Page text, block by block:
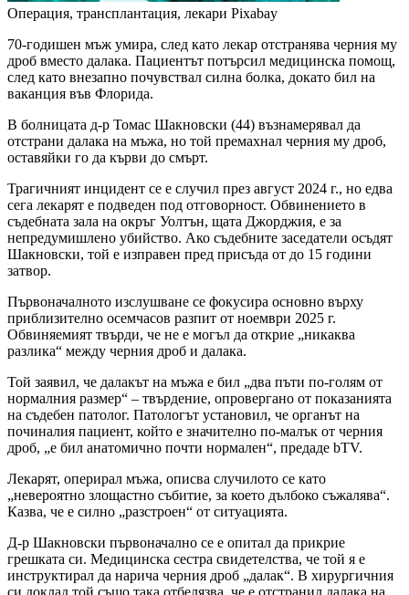
Операция, трансплантация, лекари Pixabay
70-годишен мъж умира, след като лекар отстранява черния му
дроб вместо далака. Пациентът потърсил медицинска помощ,
след като внезапно почувствал силна болка, докато бил на
ваканция във Флорида.
В болницата д-р Томас Шакновски (44) възнамерявал да
отстрани далака на мъжа, но той премахнал черния му дроб,
оставяйки го да кърви до смърт.
Трагичният инцидент се е случил през август 2024 г., но едва
сега лекарят е подведен под отговорност. Обвинението в
съдебната зала на окръг Уолтън, щата Джорджия, е за
непредумишлено убийство. Ако съдебните заседатели осъдят
Шакновски, той е изправен пред присъда от до 15 години
затвор.
Първоначалното изслушване се фокусира основно върху
приблизително осемчасов разпит от ноември 2025 г.
Обвиняемият твърди, че не е могъл да открие „никаква
разлика“ между черния дроб и далака.
Той заявил, че далакът на мъжа е бил „два пъти по-голям от
нормалния размер“ – твърдение, опровергано от показанията
на съдебен патолог. Патологът установил, че органът на
починалия пациент, който е значително по-малък от черния
дроб, „е бил анатомично почти нормален“, предаде bTV.
Лекарят, оперирал мъжа, описва случилото се като
„невероятно злощастно събитие, за което дълбоко съжалява“.
Казва, че е силно „разстроен“ от ситуацията.
Д-р Шакновски първоначално се е опитал да прикрие
грешката си. Медицинска сестра свидетелства, че той я е
инструктирал да нарича черния дроб „далак“. В хирургичния